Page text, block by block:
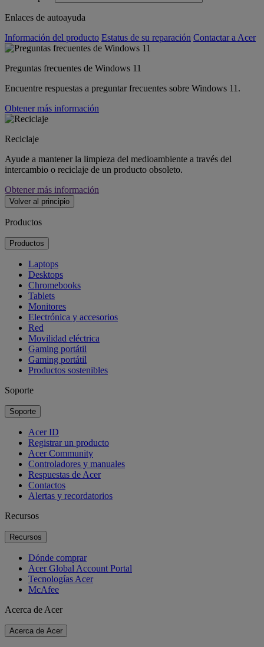
Enlaces de autoayuda
Información del producto Estatus de su reparación Contactar a Acer
Preguntas frecuentes de Windows 11
Encuentre respuestas a preguntar frecuentes sobre Windows 11.
Obtener más información
Reciclaje
Ayude a mantener la limpieza del medioambiente a través del
intercambio o reciclaje de un producto obsoleto.
Obtener más información
Volver al principio
Productos
Productos
Laptops
Desktops
Chromebooks
Tablets
Monitores
Electrónica y accesorios
Red
Movilidad eléctrica
Gaming portátil
Gaming portátil
Productos sostenibles
Soporte
Soporte
Acer ID
Registrar un producto
Acer Community
Controladores y manuales
Respuestas de Acer
Contactos
Alertas y recordatorios
Recursos
Recursos
Dónde comprar
Acer Global Account Portal
Tecnologías Acer
McAfee
Acerca de Acer
Acerca de Acer